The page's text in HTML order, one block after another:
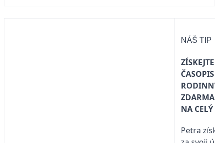
NÁŠ TIP
ZÍSKEJTE
ČASOPIS
ZDARMA
NA CELÝ
Petra